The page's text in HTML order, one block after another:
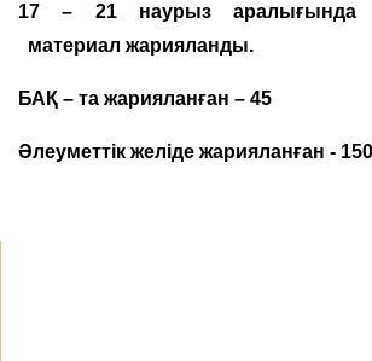
17 – 21 наурыз аралығында
материал жарияланды.
БАҚ – та жарияланған – 45
Әлеуметтік желіде жарияланған - 150